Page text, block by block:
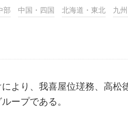
部 中国・四国 北海道・東北 九
より、我喜屋位瑳務、高松
ープである。